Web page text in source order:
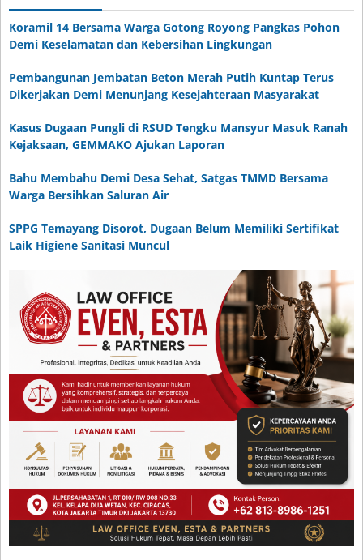
Koramil 14 Bersama Warga Gotong Royong Pangkas Pohon
Demi Keselamatan dan Kebersihan Lingkungan
Pembangunan Jembatan Beton Merah Putih Kuntap Terus
Dikerjakan Demi Menunjang Kesejahteraan Masyarakat
Kasus Dugaan Pungli di RSUD Tengku Mansyur Masuk Ranah
Kejaksaan, GEMMAKO Ajukan Laporan
Bahu Membahu Demi Desa Sehat, Satgas TMMD Bersama
Warga Bersihkan Saluran Air
SPPG Temayang Disorot, Dugaan Belum Memiliki Sertifikat
Laik Higiene Sanitasi Muncul